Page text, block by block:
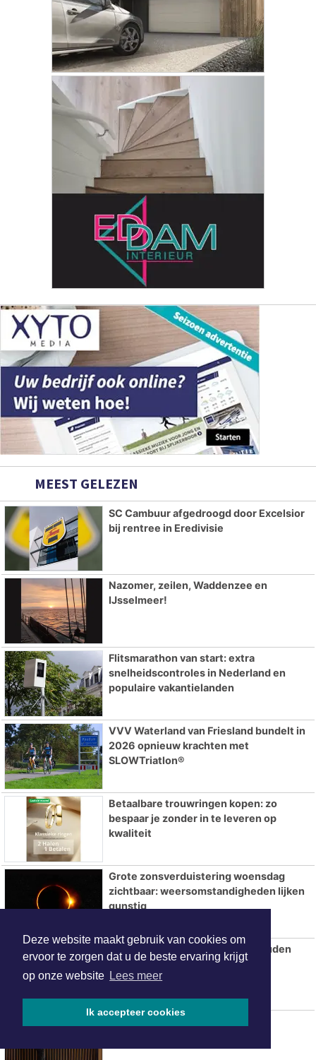
Deze website maakt gebruik van cookies om
ervoor te zorgen dat u de beste ervaring krijgt
op onze website Lees meer
Ik accepteer cookies
MEEST GELEZEN
SC Cambuur afgedroogd door Excelsior
bij rentree in Eredivisie
Nazomer, zeilen, Waddenzee en
IJsselmeer!
Flitsmarathon van start: extra
snelheidscontroles in Nederland en
populaire vakantielanden
VVV Waterland van Friesland bundelt in
2026 opnieuw krachten met
SLOWTriatlon®
Betaalbare trouwringen kopen: zo
bespaar je zonder in te leveren op
kwaliteit
Grote zonsverduistering woensdag
zichtbaar: weersomstandigheden lijken
gunstig
Zomerse warmte en droogte houden
voorlopig aan
Hotels in Leeuwarden